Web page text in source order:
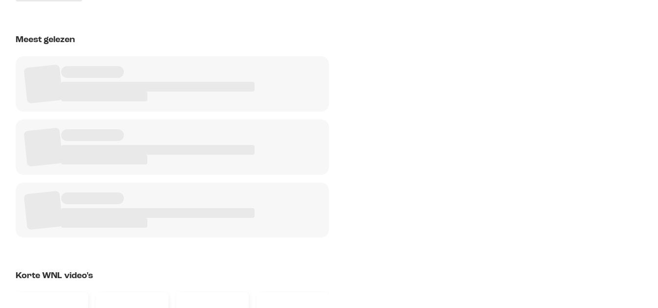
Meest gelezen
Korte WNL video's